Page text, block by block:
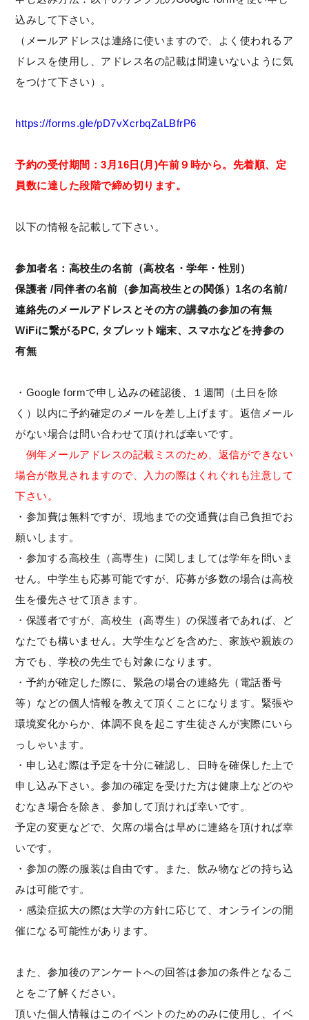
込みして下さい。
（メールアドレスは連絡に使いますので、よく使われるア
ドレスを使用し、アドレス名の記載は間違いないように気
をつけて下さい）。
https://forms.gle/pD7vXcrbqZaLBfrP6
予約の受付期間：3月16日(月)午前９時から。先着順、定
員数に達した段階で締め切ります。
以下の情報を記載して下さい。
参加者名：高校生の名前（高校名・学年・性別）
保護者 /同伴者の名前（参加高校生との関係）1名の名前/
連絡先のメールアドレスとその方の講義の参加の有無
WiFiに繋がるPC, タブレット端末、スマホなどを持参の
有無
・Google formで申し込みの確認後、１週間（土日を除
く）以内に予約確定のメールを差し上げます。返信メール
がない場合は問い合わせて頂ければ幸いです。
例年メールアドレスの記載ミスのため、返信ができない
場合が散見されますので、入力の際はくれぐれも注意して
下さい。
・参加費は無料ですが、現地までの交通費は自己負担でお
願いします。
・参加する高校生（高専生）に関しましては学年を問いま
せん。中学生も応募可能ですが、応募が多数の場合は高校
生を優先させて頂きます。
・保護者ですが、高校生（高専生）の保護者であれば、ど
なたでも構いません。大学生などを含めた、家族や親族の
方でも、学校の先生でも対象になります。
・予約が確定した際に、緊急の場合の連絡先（電話番号
等）などの個人情報を教えて頂くことになります。緊張や
環境変化からか、体調不良を起こす生徒さんが実際にいら
っしゃいます。
・申し込む際は予定を十分に確認し、日時を確保した上で
申し込み下さい。参加の確定を受けた方は健康上などのや
むなき場合を除き、参加して頂ければ幸いです。
予定の変更などで、欠席の場合は早めに連絡を頂ければ幸
いです。
・参加の際の服装は自由です。また、飲み物などの持ち込
みは可能です。
・感染症拡大の際は大学の方針に応じて、オンラインの開
催になる可能性があります。
また、参加後のアンケートへの回答は参加の条件となるこ
とをご了解ください。
頂いた個人情報はこのイベントのためのみに使用し、イベ